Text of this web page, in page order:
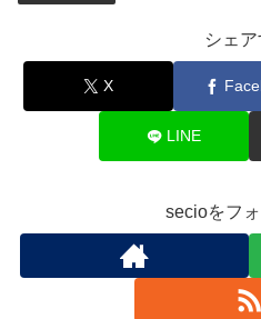
シェア
X
LINE
secioをフ